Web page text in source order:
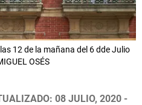
12 de la mañana del 6 dde Julio
OSÉS
08 JULIO, 2020 -